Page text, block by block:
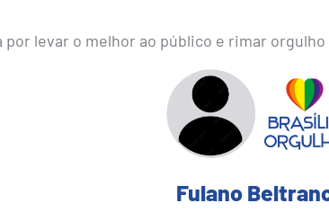
levar o melhor ao público e rimar orgulho
Fulano